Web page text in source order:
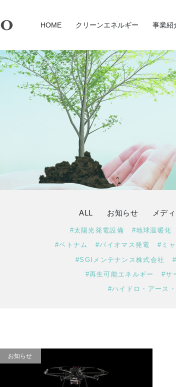
HOME クリーンエネルギー 事業紹
ホーム トピックス サービス
ALL お知らせ メデ
#太陽光発電設備 #地球温暖化
#ベトナム
#バイオマス発電 #ミ
#SGIメンテナンス株式会社
#再生可能エネルギー
#サ
#ハイドロ・アース
お知らせ